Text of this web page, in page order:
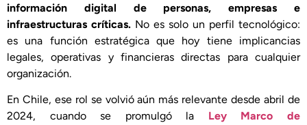
información digital de personas, empresas e
infraestructuras críticas. No es solo un perfil tecnológico:
es una función estratégica que hoy tiene implicancias
legales, operativas y financieras directas para cualquier
organización.
En Chile, ese rol se volvió aún más relevante desde abril de
2024, cuando se promulgó la Ley Marco de